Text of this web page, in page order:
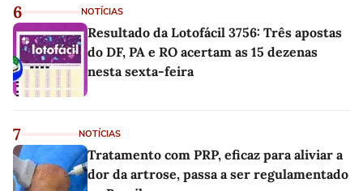
6 NOTÍCIAS
Resultado da Lotofácil 3756: Três apostas
do DF, PA e RO acertam as 15 dezenas
nesta sexta-feira
7 NOTÍCIAS
Tratamento com PRP, eficaz para aliviar a
dor da artrose, passa a ser regulamentado